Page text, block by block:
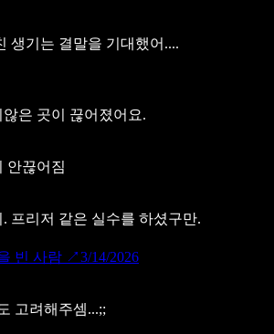
생기는 결말을 기대했어....
은 곳이 끊어졌어요.
안끊어짐
프리저 같은 실수를 하셨구만.
빈 사람 ↗3/14/2026
고려해주셈...;;